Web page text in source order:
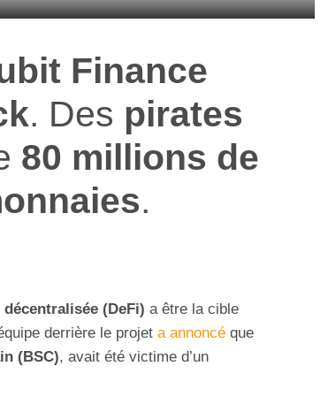
Finance
. Des pirates
80 millions de
.
(DeFi) a être la cible
derrière le projet a annoncé que
(BSC), avait été victime d’un